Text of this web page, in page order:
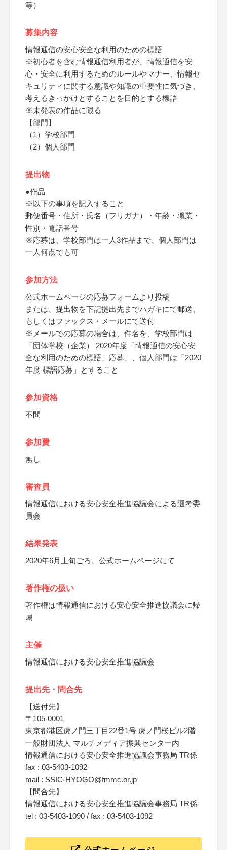
等）
募集内容
情報通信の安心安全な利用のための標語
※初心者を含む情報通信利用者が、情報通信を安
心・安全に利用するためのルールやマナー、情報セ
キュリティに関する意識や知識の重要性に気づき、
考えるきっかけとすることを目的とする標語
※未発表の作品に限る
【部門】
（1）学校部門
（2）個人部門
提出物
●作品
※以下の事項を記入すること
郵便番号・住所・氏名（フリガナ）・年齢・職業・
性別・電話番号
※応募は、学校部門は一人3作品まで、個人部門は
一人何点でも可
参加方法
公式ホームページの応募フォームより投稿
または、提出物を下記提出先までハガキにて郵送、
もしくはファックス・メールにて送付
※メールでの応募の場合は、件名を、学校部門は
「団体学校（企業） 2020年度「情報通信の安心安
全な利用のための標語」応募」、個人部門は「2020
年度 標語応募」とすること
参加資格
不問
参加費
無し
審査員
情報通信における安心安全推進協議会による選考委
員会
結果発表
2020年6月上旬ごろ、公式ホームページにて
著作権の扱い
著作権は情報通信における安心安全推進協議会に帰
属
主催
情報通信における安心安全推進協議会
提出先・問合先
【送付先】
〒105-0001
東京都港区虎ノ門三丁目22番1号 虎ノ門桜ビル2階
一般財団法人 マルチメディア振興センター内
情報通信における安心安全推進協議会事務局 TR係
fax : 03-5403-1092
mail : SSIC-HYOGO@fmmc.or.jp
【問合先】
情報通信における安心安全推進協議会事務局 TR係
tel : 03-5403-1090 / fax : 03-5403-1092